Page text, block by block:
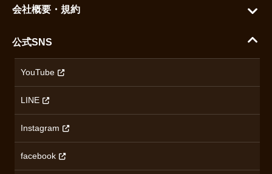
ご利用ガイド
配送・送料について
ハラダの保証とアフターサービス
セイコー
カシオ
オリエントスター
ロンジン
会社概要・規約
沿革
プライバシーポリシー
無断転載・商用利用について
コンテンツ制作ポリシーおよび生成AIの利用指針
公式SNS
YouTube
LINE
Instagram
facebook